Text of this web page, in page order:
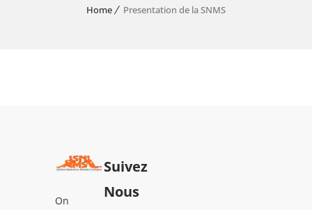
Home Presentation de la SNMS
On
Suivez
Nous